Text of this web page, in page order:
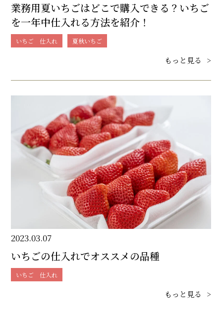
業務用夏いちごはどこで購入できる？いちご
を一年中仕入れる方法を紹介！
いちご 仕入れ 夏秋いちご
もっと見る >
2023.03.07
いちごの仕入れでオススメの品種
いちご 仕入れ
もっと見る >